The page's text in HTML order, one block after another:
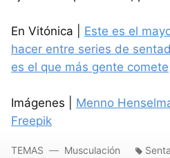
En Vitónica | Este es el
hacer entre series de
es el que más gente comete
Imágenes | Menno
Freepik
TEMAS Musculación